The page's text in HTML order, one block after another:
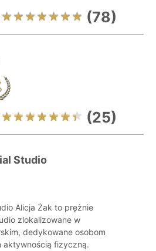
(78)
(25)
Studio
Alicja Żak to prężnie
zlokalizowane w
dedykowane osobom
aktywnością fizyczną.